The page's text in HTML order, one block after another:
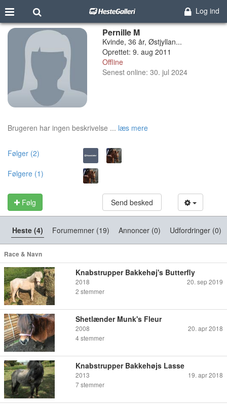
Log ind
Pernille M
Kvinde, 36 år, Østjyllan...
Oprettet: 9. aug 2011
Offline
Senest online: 30. jul 2024
Brugeren har ingen beskrivelse ... læs mere
Følger (2)
Følgere (1)
Følg Send besked
Heste (4) Forumemner (19) Annoncer (0) Udfordringer (0)
Race & Navn
Knabstrupper Bakkehøj's Butterfly
2018
20. sep 2019
2 stemmer
Shetlænder Munk's Fleur
2008
20. apr 2018
4 stemmer
Knabstrupper Bakkehøjs Lasse
2013
19. apr 2018
7 stemmer